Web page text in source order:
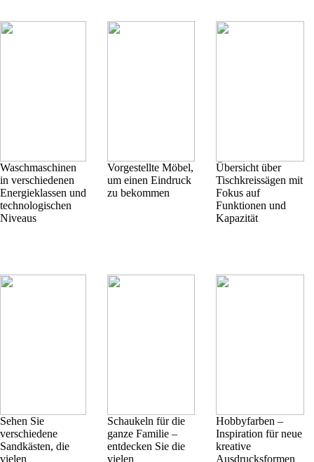
Waschmaschinen
in verschiedenen
Energieklassen und
technologischen
Niveaus
Vorgestellte Möbel,
um einen Eindruck
zu bekommen
Übersicht über
Tischkreissägen mit
Fokus auf
Funktionen und
Kapazität
Sehen Sie
verschiedene
Sandkästen, die
vielen
Schaukeln für die
ganze Familie –
entdecken Sie die
vielen
Hobbyfarben –
Inspiration für neue
kreative
Ausdrucksformen